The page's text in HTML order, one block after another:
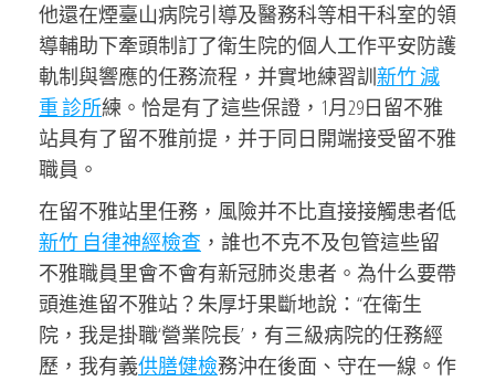
他還在煙臺山病院引導及醫務科等相干科室的領
導輔助下牽頭制訂了衛生院的個人工作平安防護
軌制與響應的任務流程，并實地練習訓新竹 減
重 診所練。恰是有了這些保證，1月29日留不雅
站具有了留不雅前提，并于同日開端接受留不雅
職員。
在留不雅站里任務，風險并不比直接接觸患者低
新竹 自律神經檢查 ，誰也不克不及包管這些留
不雅職員里會不會有新冠肺炎患者。為什么要帶
頭進進留不雅站？朱厚圩果斷地說：“在衛生
院，我是掛職‘營業院長’，有三級病院的任務經
歷，我有義供膳健檢務沖在後面、守在一線。作